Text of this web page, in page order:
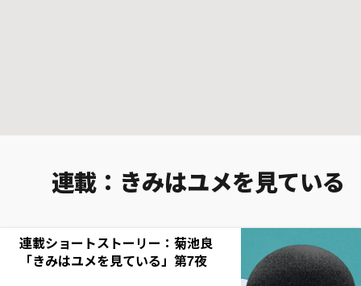
連載：きみはユメを見ている
連載ショートストーリー：菊池良
「きみはユメを見ている」第7夜